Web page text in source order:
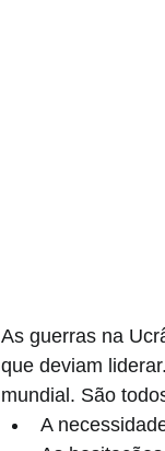
As guerras na
que deviam
mundial. São
A